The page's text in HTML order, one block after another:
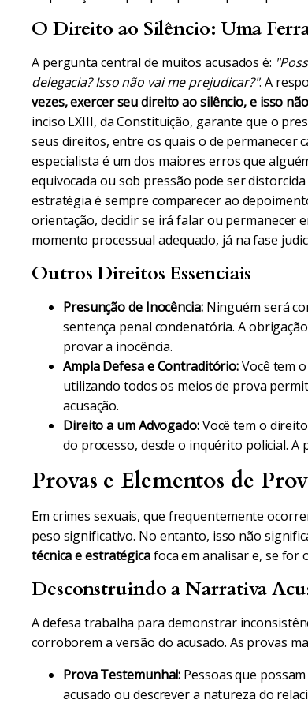
O Direito ao Silêncio: Uma
A pergunta central de muitos acusados é:
delegacia? Isso não vai me prejudicar?". A
vezes, exercer seu direito ao silêncio, e isso
inciso LXIII, da Constituição, garante que o
seus direitos, entre os quais o de permanecer
especialista é um dos maiores erros que
equivocada ou sob pressão pode ser
estratégia é sempre comparecer ao
orientação, decidir se irá falar ou permanecer
momento processual adequado, já na fase
Outros Direitos Essenciais
Presunção de Inocência:Ninguém será
sentença penal condenatória. A
provar a inocência.
Ampla Defesa e Contraditório:Você tem
utilizando todos os meios de prova
acusação.
Direito a um Advogado:Você tem o
do processo, desde o inquérito policial. A
Provas e Elementos de
Em crimes sexuais, que frequentemente
peso significativo. No entanto, isso não
técnica e estratégicafoca em analisar e, se for
Desconstruindo a Narrativa
A defesa trabalha para demonstrar
corroborem a versão do acusado. As provas
Prova Testemunhal: Pessoas que
acusado ou descrever a natureza do